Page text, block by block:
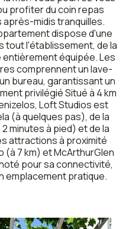
profiter du coin repas
midis tranquilles.
dispose d'une
tout l'établissement, de la
équipée. Les
comprennent un lave-
bureau, garantissant un
privilégié Situé à 4 km
Loft Studios est
(à quelques pas), de la
minutes à pied) et de la
attractions à proximité
(à 7 km) et McArthurGlen
pour sa connectivité,
emplacement pratique.